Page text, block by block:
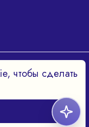
чтобы сделать